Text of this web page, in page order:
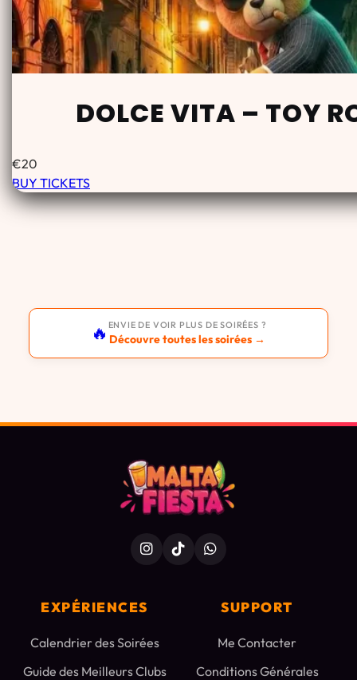
DOLCE VITA – TOY
€20
BUY TICKETS
🔥 ENVIE DE VOIR PLUS DE SOIRÉES ?
Découvre toutes les soirées →
EXPÉRIENCES
Calendrier des Soirées
Guide des Meilleurs Clubs
SUPPORT
Me Contacter
Conditions Générales